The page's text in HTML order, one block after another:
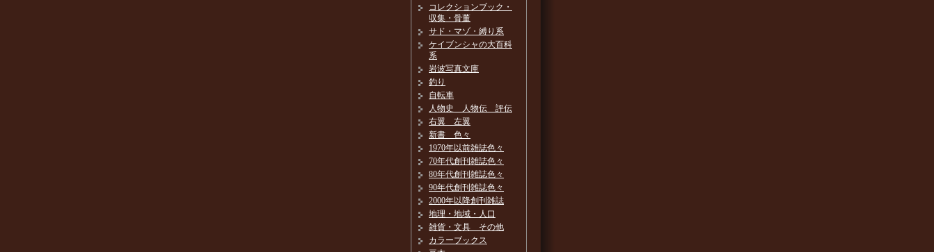
コレクションブック・
収集・骨董
サド・マゾ・縛り系
ケイブンシャの大百科
系
岩波写真文庫
釣り
自転車
人物史 人物伝 評伝
右翼 左翼
新書 色々
1970年以前雑誌色々
70年代創刊雑誌色々
80年代創刊雑誌色々
90年代創刊雑誌色々
2000年以降創刊雑誌
地理・地域・人口
雑貨・文具 その他
カラーブックス